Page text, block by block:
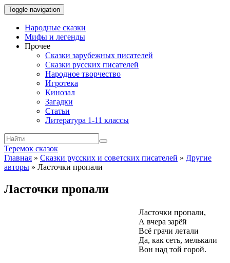
Toggle navigation
Народные сказки
Мифы и легенды
Прочее
Сказки зарубежных писателей
Сказки русских писателей
Народное творчество
Игротека
Кинозал
Загадки
Статьи
Литература 1-11 классы
Теремок сказок
Главная » Сказки русских и советских писателей » Другие
авторы » Ласточки пропали
Ласточки пропали
Ласточки пропали,
А вчера зарёй
Всё грачи летали
Да, как сеть, мелькали
Вон над той горой.